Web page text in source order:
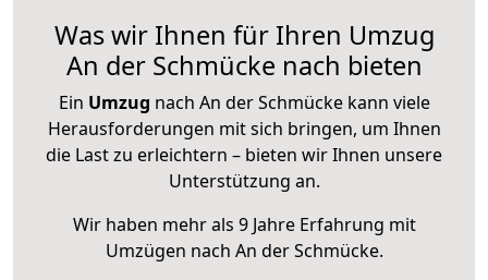
Was wir Ihnen für Ihren Umzug
An der Schmücke nach bieten
Ein Umzug nach An der Schmücke kann viele
Herausforderungen mit sich bringen, um Ihnen
die Last zu erleichtern – bieten wir Ihnen unsere
Unterstützung an.
Wir haben mehr als 9 Jahre Erfahrung mit
Umzügen nach An der Schmücke.